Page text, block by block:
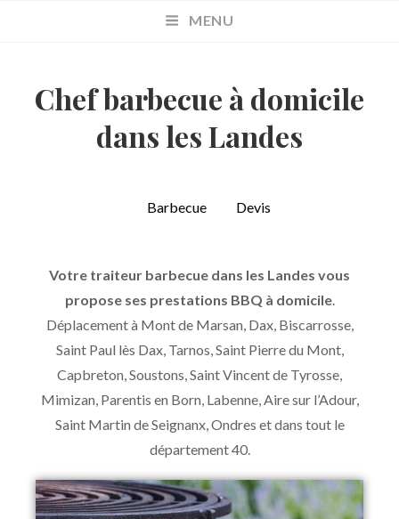
MENU
Chef barbecue à domicile
dans les Landes
Barbecue Devis
Votre traiteur barbecue dans les Landes vous
propose ses prestations BBQ à domicile.
Déplacement à Mont de Marsan, Dax, Biscarrosse,
Saint Paul lès Dax, Tarnos, Saint Pierre du Mont,
Capbreton, Soustons, Saint Vincent de Tyrosse,
Mimizan, Parentis en Born, Labenne, Aire sur l’Adour,
Saint Martin de Seignanx, Ondres et dans tout le
département 40.